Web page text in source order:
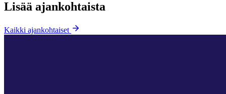
Lisää ajankohtaista
Kaikki ajankohtaiset